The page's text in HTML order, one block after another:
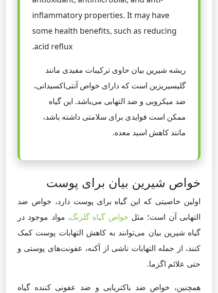
inflammatory properties. It may have
some health benefits, such as reducing
acid reflux.
ریشه شیرین بیان حاوی ترکیبات مفیدی مانند
گلیسیریزین است که دارای خواص آنتی‌اکسیدانی،
ضد میکروبی و ضد التهابی می‌باشد. این گیاه
ممکن است فوایدی برای سلامتی داشته باشد،
مانند کاهش اسید معده.
خواص شیرین بیان برای پوست
اولین خاصیتی که این گیاه برای پوست دارد، خواص ضد
التهابی آن است؛ مثل خواص گیاه گلرنگ. مواد موجود در
گیاه شیرین بیان می‌توانند به کاهش التهابات پوست کمک
کنند، از جمله التهابات ناشی از آکنه، عفونت‌های پوستی و
حتی علائم اگزما.
همچنین، خواص ضد باکتریایی و ضد عفونی کننده گیاه